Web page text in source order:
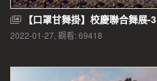
【口罩甘舞掛】校慶聯合舞展-3
2022-01-27, 觀看: 69418